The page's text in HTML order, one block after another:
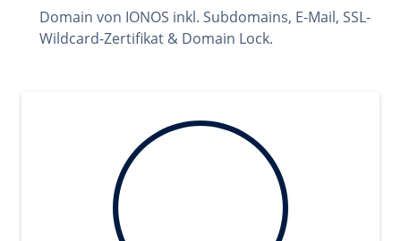
Domain von IONOS inkl. Subdomains, E-Mail, SSL-
Wildcard-Zertifikat & Domain Lock.